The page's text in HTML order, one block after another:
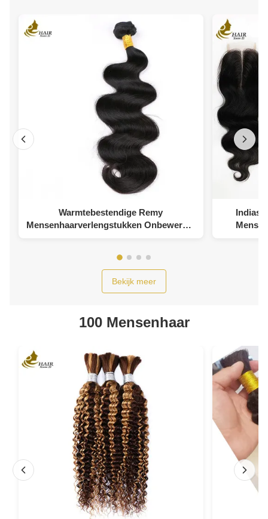
Warmtebestendige Remy
Mensenhaarverlengstukken Onbewerkte
Bekijk meer
100 Mensenhaar